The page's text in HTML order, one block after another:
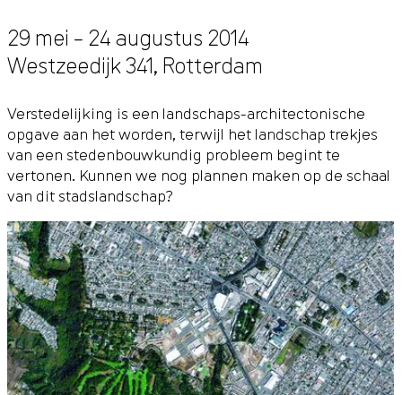
29 mei – 24 augustus 2014
Westzeedijk 341, Rotterdam
Verstedelijking is een landschaps-architectonische
opgave aan het worden, terwijl het landschap trekjes
van een stedenbouwkundig probleem begint te
vertonen. Kunnen we nog plannen maken op de schaal
van dit stadslandschap?